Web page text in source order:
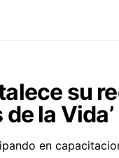
su
la Vida’